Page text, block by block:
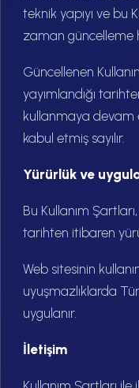
teknik yapıyı ve bu
zaman güncelleme
Güncellenen
yayımlandığı
kullanmaya devam
kabul etmiş sayılır.
Yürürlük ve
Bu Kullanım
tarihten itibaren
Web sitesinin
uyuşmazlıklarda
uygulanır.
İletişim